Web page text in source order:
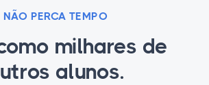
NÃO PERCA TEMPO
milhares de
alunos.